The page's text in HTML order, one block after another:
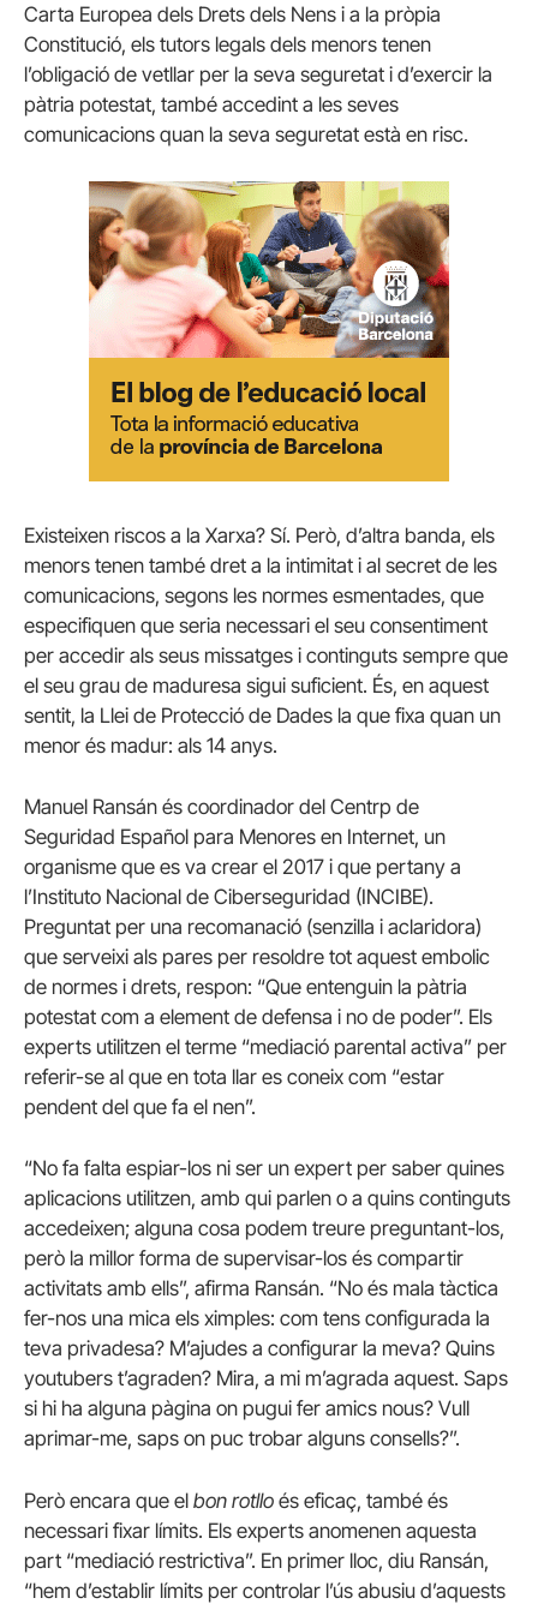
Carta Europea dels Drets dels Nens i a la pròpia
Constitució, els tutors legals dels menors tenen
l’obligació de vetllar per la seva seguretat i d’exercir la
pàtria potestat, també accedint a les seves
comunicacions quan la seva seguretat està en risc.
Existeixen riscos a la Xarxa? Sí. Però, d’altra banda, els
menors tenen també dret a la intimitat i al secret de les
comunicacions, segons les normes esmentades, que
especifiquen que seria necessari el seu consentiment
per accedir als seus missatges i continguts sempre que
el seu grau de maduresa sigui suficient. És, en aquest
sentit, la Llei de Protecció de Dades la que fixa quan un
menor és madur: als 14 anys.
Manuel Ransán és coordinador del Centrp de
Seguridad Español para Menores en Internet, un
organisme que es va crear el 2017 i que pertany a
l’Instituto Nacional de Ciberseguridad (INCIBE).
Preguntat per una recomanació (senzilla i aclaridora)
que serveixi als pares per resoldre tot aquest embolic
de normes i drets, respon: “Que entenguin la pàtria
potestat com a element de defensa i no de poder”. Els
experts utilitzen el terme “mediació parental activa” per
referir-se al que en tota llar es coneix com “estar
pendent del que fa el nen”.
“No fa falta espiar-los ni ser un expert per saber quines
aplicacions utilitzen, amb qui parlen o a quins continguts
accedeixen; alguna cosa podem treure preguntant-los,
però la millor forma de supervisar-los és compartir
activitats amb ells”, afirma Ransán. “No és mala tàctica
fer-nos una mica els ximples: com tens configurada la
teva privadesa? M’ajudes a configurar la meva? Quins
youtubers t’agraden? Mira, a mi m’agrada aquest. Saps
si hi ha alguna pàgina on pugui fer amics nous? Vull
aprimar-me, saps on puc trobar alguns consells?”.
Però encara que el bon rotllo és eficaç, també és
necessari fixar límits. Els experts anomenen aquesta
part “mediació restrictiva”. En primer lloc, diu Ransán,
“hem d’establir límits per controlar l’ús abusiu d’aquests